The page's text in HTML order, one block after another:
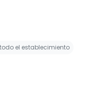
el establecimiento